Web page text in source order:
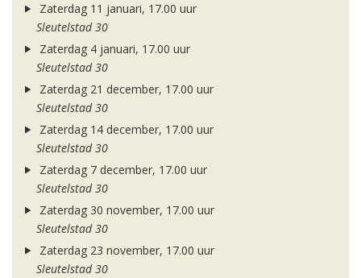
Zaterdag 11 januari, 17.00 uur
Sleutelstad 30
Zaterdag 4 januari, 17.00 uur
Sleutelstad 30
Zaterdag 21 december, 17.00 uur
Sleutelstad 30
Zaterdag 14 december, 17.00 uur
Sleutelstad 30
Zaterdag 7 december, 17.00 uur
Sleutelstad 30
Zaterdag 30 november, 17.00 uur
Sleutelstad 30
Zaterdag 23 november, 17.00 uur
Sleutelstad 30